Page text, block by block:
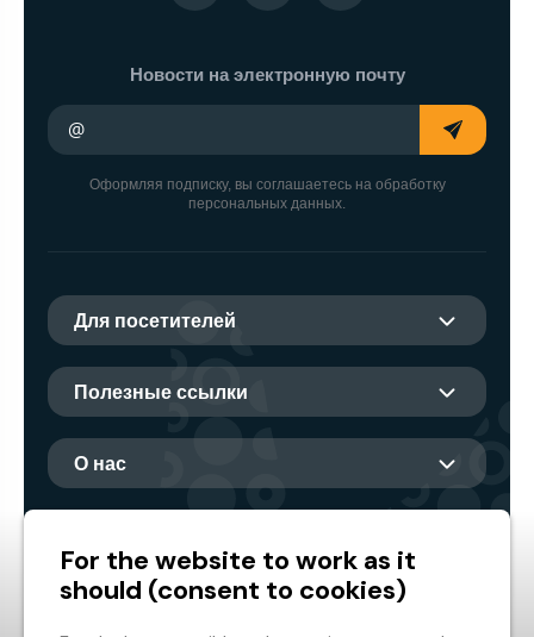
Новости на электронную почту
Ваш адрес электронной почты
Оформляя подписку, вы соглашаетесь на обработку
персональных данных.
Для посетителей
Полезные ссылки
О нас
Главный партнер
For the website to work as it
should (consent to cookies)